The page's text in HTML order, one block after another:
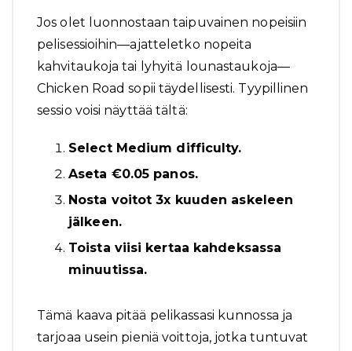
Jos olet luonnostaan taipuvainen nopeisiin
pelisessioihin—ajatteletko nopeita
kahvitaukoja tai lyhyitä lounastaukoja—
Chicken Road sopii täydellisesti. Tyypillinen
sessio voisi näyttää tältä:
Select Medium difficulty.
Aseta €0.05 panos.
Nosta voitot 3x kuuden askeleen
jälkeen.
Toista viisi kertaa kahdeksassa
minuutissa.
Tämä kaava pitää pelikassasi kunnossa ja
tarjoaa usein pieniä voittoja, jotka tuntuvat